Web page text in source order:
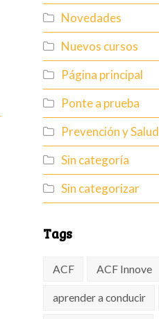
Novedades
Nuevos cursos
Página principal
Ponte a prueba
Prevención y Salud
Sin categoría
Sin categorizar
Tags
ACF ACF Innove
aprender a conducir